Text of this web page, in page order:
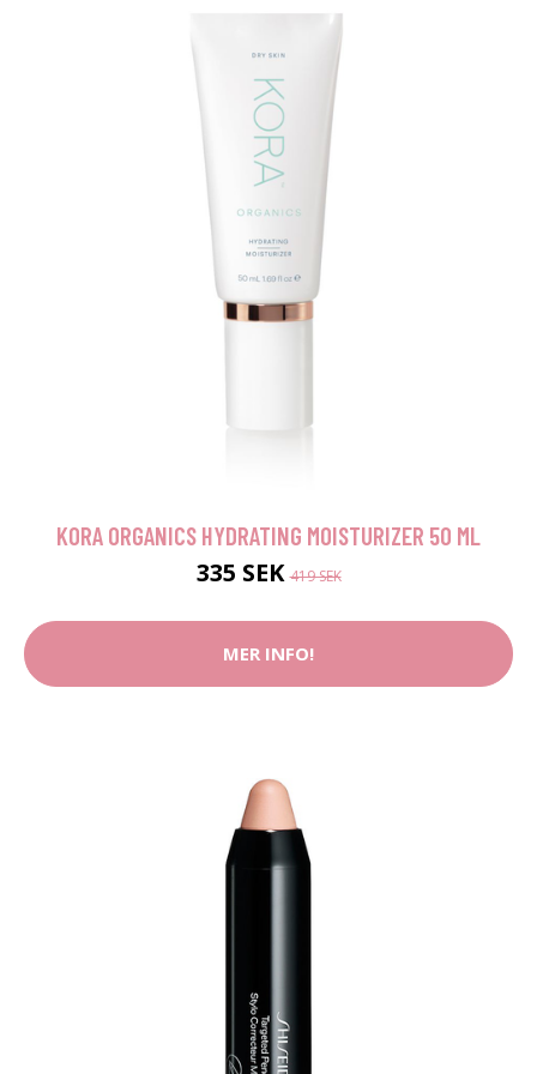
KORA ORGANICS HYDRATING MOISTURIZER 50 ML
335 SEK419 SEK
MER INFO!